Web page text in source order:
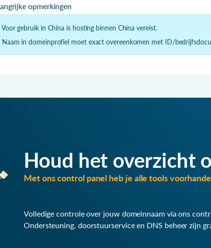
opmerkingen
Voor gebruik in China is hosting binnen China vereist.
Naam in domeinprofiel moet exact overeenkomen met ID/
Houd het overzicht
Met ons control panel heb je alle tools
Volledige controle over jouw domeinnaam via ons
Ondersteuning, doorstuurservice en DNS beheer zijn